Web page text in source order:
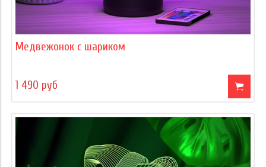
Медвежонок с шариком
1 490 руб